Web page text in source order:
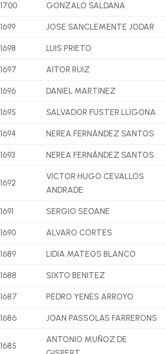
1700 GONZALO SALDANA
1699 JOSE SANCLEMENTE JODAR
1698 LUIS PRIETO
1697 AITOR RUIZ
1696 DANIEL MARTINEZ
1695 SALVADOR FUSTER LLIGONA
1694 NEREA FERNÁNDEZ SANTOS
1693 NEREA FERNÁNDEZ SANTOS
1692
VICTOR HUGO CEVALLOS
ANDRADE
1691 SERGIO SEOANE
1690 ALVARO CORTES
1689 LIDIA MATEOS BLANCO
1688 SIXTO BENITEZ
1687 PEDRO YENES ARROYO
1686 JOAN PASSOLAS FARRERONS
1685
ANTONIO MUÑOZ DE